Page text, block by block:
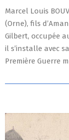
07-
25
Marcel Louis
(Orne), fils
Gilbert, occupée
il s’installe avec
Première Guerre